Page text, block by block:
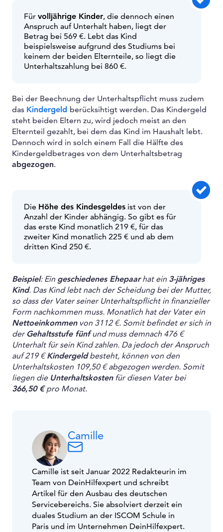
Für volljährige Kinder, die dennoch einen
Anspruch auf Unterhalt haben, liegt der
Betrag bei 569 €. Lebt das Kind
beispielsweise aufgrund des Studiums bei
keinem der beiden Elternteile, so liegt die
Unterhaltszahlung bei 860 €.
Bei der Beechnung der Unterhaltspflicht muss zudem
das Kindergeld berücksihtigt werden. Das Kindergeld
steht beiden Eltern zu, wird jedoch meist an den
Elternteil gezahlt, bei dem das Kind im Haushalt lebt.
Dennoch wird in solch einem Fall die Hälfte des
Kindergeldbetrages von dem Unterhaltsbetrag
abgezogen.
Die Höhe des Kindesgeldes ist von der
Anzahl der Kinder abhängig. So gibt es für
das erste Kind monatlich 219 €, für das
zweiter Kind monatlich 225 € und ab dem
dritten Kind 250 €.
Beispiel: Ein geschiedenes Ehepaarhat ein 3-jähriges
Kind. Das Kind lebt nach der Scheidung bei der Mutter,
so dass der Vater seiner Unterhaltspflicht in finanzieller
Form nachkommen muss. Monatlich hat der Vater ein
Nettoeinkommenvon 3112 €. Somit befindet er sich in
der Gehaltsstufe fünfund muss demnach 476 €
Unterhalt für sein Kind zahlen. Da jedoch der Anspruch
auf 219 €Kindergeldbesteht, können von den
Unterhaltskosten 109,50 € abgezogen werden. Somit
liegen die Unterhaltskostenfür diesen Vater bei
366,50 €pro Monat.
Camille
Camille ist seit Januar 2022 Redakteurin im
Team von DeinHilfexpert und schreibt
Artikel für den Ausbau des deutschen
Servicebereichs. Sie absolviert derzeit ein
duales Studium an der ISCOM Schule in
Paris und im Unternehmen DeinHilfexpert.